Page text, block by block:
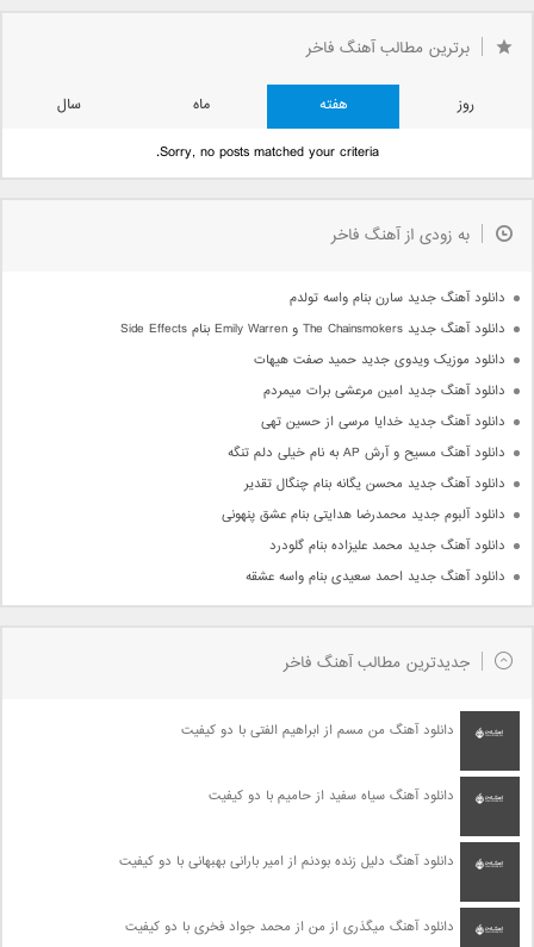
برترین مطالب آهنگ فاخر
روز هفته ماه
سال
Sorry, no posts matched your criteria.
به زودی از آهنگ فاخر
دانلود آهنگ جدید سارن بنام واسه تولدم
دانلود آهنگ جدید The Chainsmokers و Emily Warren بنام Side Effects
دانلود موزیک ویدوی جدید حمید صفت هیهات
دانلود آهنگ جدید امین مرعشی برات میمردم
دانلود آهنگ جدید خدایا مرسی از حسین تهی
دانلود آهنگ مسیح و آرش AP به نام خیلی دلم تنگه
دانلود آهنگ جدید محسن یگانه بنام چنگال تقدیر
دانلود آلبوم جدید محمدرضا هدایتی بنام عشق پنهونی
دانلود آهنگ جدید محمد علیزاده بنام گلودرد
دانلود آهنگ جدید احمد سعیدی بنام واسه عشقه
جدیدترین مطالب آهنگ فاخر
دانلود آهنگ من مسم از ابراهیم الفتی با دو کیفیت
دانلود آهنگ سیاه سفید از حامیم با دو کیفیت
دانلود آهنگ دلیل زنده بودنم از امیر بارانی بهبهانی با دو کیفیت
دانلود آهنگ میگذری از من از محمد جواد فخری با دو کیفیت